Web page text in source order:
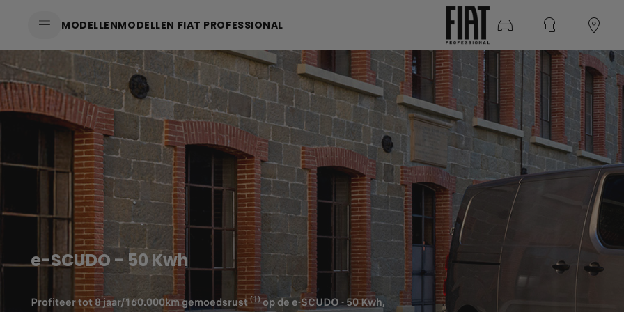
MODELLENMODELLEN FIAT PROFESSIONAL
SkiptoNavigationText
e-SCUDO - 50 Kwh
Profiteer tot 8 jaar/160.000km gemoedsrust(1)op de e-SCUDO - 50 Kwh,